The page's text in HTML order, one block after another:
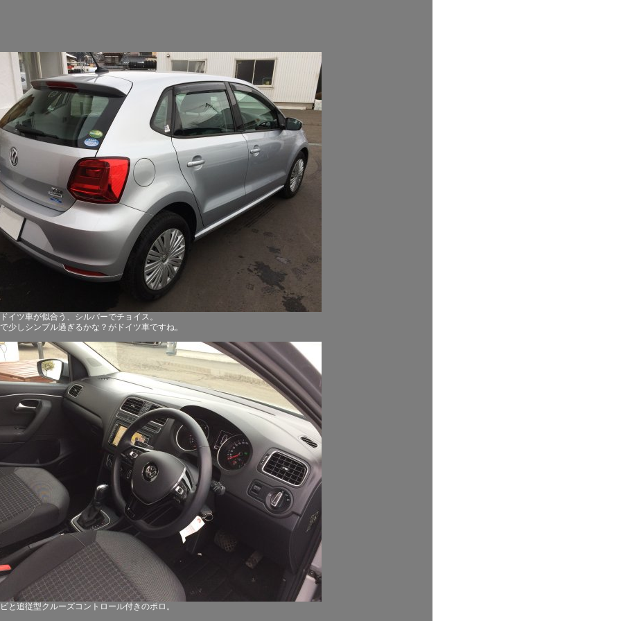
イツ車が似合う、シルバーでチョイス。
少しシンプル過ぎるかな？がドイツ車ですね。
と追従型クルーズコントロール付きのポロ。